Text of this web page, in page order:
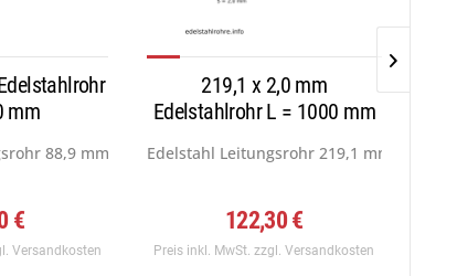
mm
88,9 mm (NPS = 3, DN = 80) x...
€
Versandkosten
219,1 x 2,0 mm
Edelstahlrohr L = 1000 mm
Edelstahl Leitungsrohr 219,1 mm (NPS =
122,30 €
Preis inkl. MwSt.zzgl. Versandkosten